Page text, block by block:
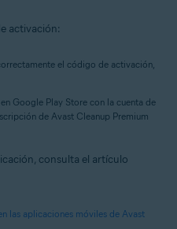
activación:
el código de activación,
Google Play Store con la cuenta de
de Avast Cleanup Premium
consulta el artículo
las aplicaciones móviles de Avast